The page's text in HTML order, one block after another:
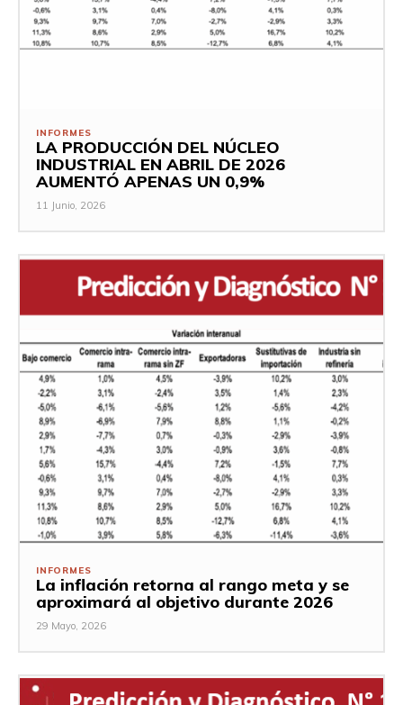
INFORMES
LA PRODUCCIÓN DEL NÚCLEO
INDUSTRIAL EN ABRIL DE 2026
AUMENTÓ APENAS UN 0,9%
11 Junio, 2026
INFORMES
La inflación retorna al rango meta y se
aproximará al objetivo durante 2026
29 Mayo, 2026